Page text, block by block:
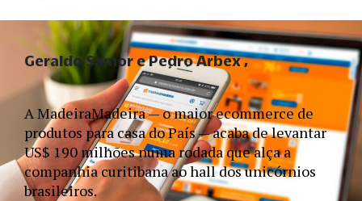
A MadeiraMadeira — o maior ecommerce de
produtos para casa do País — acaba de levantar
US$ 190 milhões numa rodada que alça a
companhia curitibana ao hall dos unicórnios
brasileiros.
Geraldo Samor e Pedro Arbex